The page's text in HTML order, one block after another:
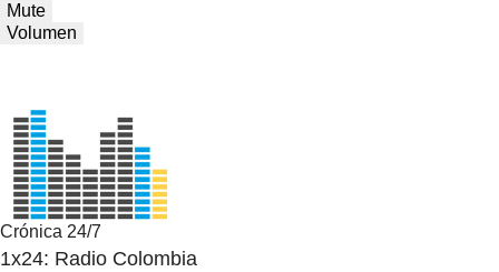
Mute
Volumen
Crónica 24/7
1x24: Radio Colombia